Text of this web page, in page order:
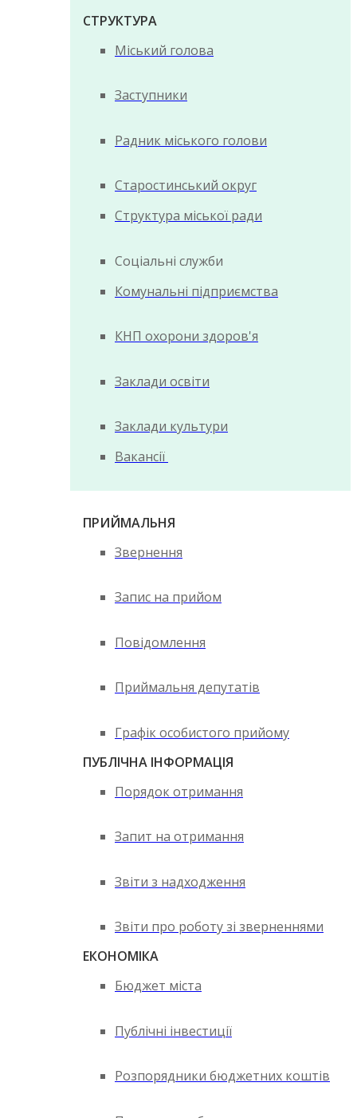
СТРУКТУРА
Міський голова
Заступники
Радник міського голови
Старостинський округ
Структура міської ради
Соціальні служби
Комунальні підприємства
КНП охорони здоров'я
Заклади освіти
Заклади культури
Вакансії
ПРИЙМАЛЬНЯ
Звернення
Запис на прийом
Повідомлення
Приймальня депутатів
Графік особистого прийому
ПУБЛІЧНА ІНФОРМАЦІЯ
Порядок отримання
Запит на отримання
Звіти з надходження
Звіти про роботу зі зверненнями
ЕКОНОМІКА
Бюджет міста
Публічні інвестиції
Розпорядники бюджетних коштів